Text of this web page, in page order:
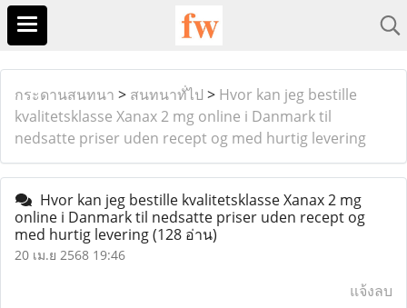
กระดานสนทนา > สนทนาทั่ไป > Hvor kan jeg bestille
kvalitetsklasse Xanax 2 mg online i Danmark til
nedsatte priser uden recept og med hurtig levering
Hvor kan jeg bestille kvalitetsklasse Xanax 2 mg
online i Danmark til nedsatte priser uden recept og
med hurtig levering(128 อ่าน)
20 เม.ย 2568 19:46
แจ้งลบ